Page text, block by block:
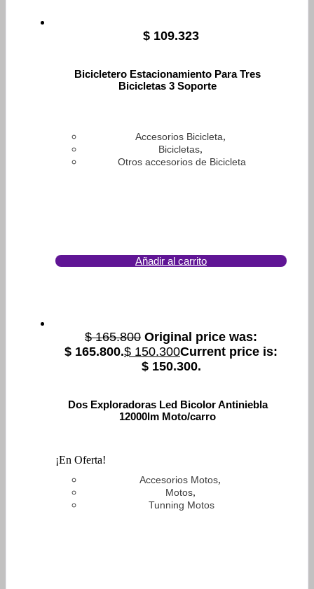
$ 109.323
Bicicletero Estacionamiento Para Tres
Bicicletas 3 Soporte
Accesorios Bicicleta,
Bicicletas,
Otros accesorios de Bicicleta
Añadir al carrito
$165.800 Original price was:
$ 165.800.$ 150.300Current price is:
$ 150.300.
Dos Exploradoras Led Bicolor Antiniebla
12000lm Moto/carro
¡En Oferta!
Accesorios Motos,
Motos,
Tunning Motos